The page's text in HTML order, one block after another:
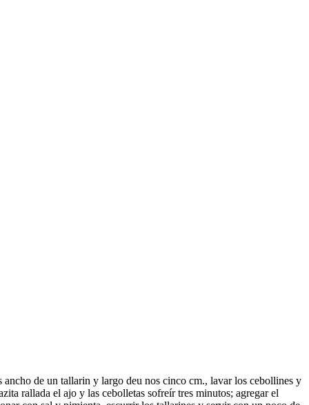
ancho de un tallarin y largo deu nos cinco cm., lavar los cebollines y
rallada el ajo y las cebolletas sofreír tres minutos; agregar el